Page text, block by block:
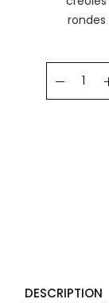
rondes
Boucles
DESCRIPTION